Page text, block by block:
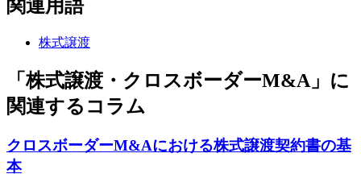
関連用語
株式譲渡
「株式譲渡・クロスボーダーM&A」に
関連するコラム
クロスボーダーM&Aにおける株式譲渡契約書の基
本